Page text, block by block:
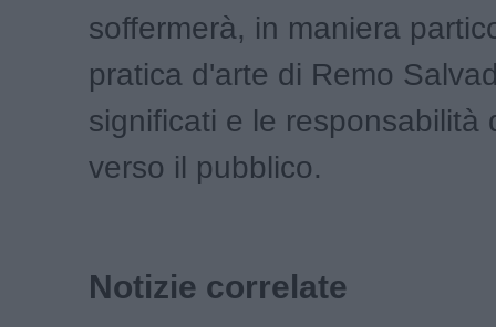
soffermerà, in maniera
pratica d'arte di Remo
significati e le responsabilità
verso il pubblico.
Notizie correlate